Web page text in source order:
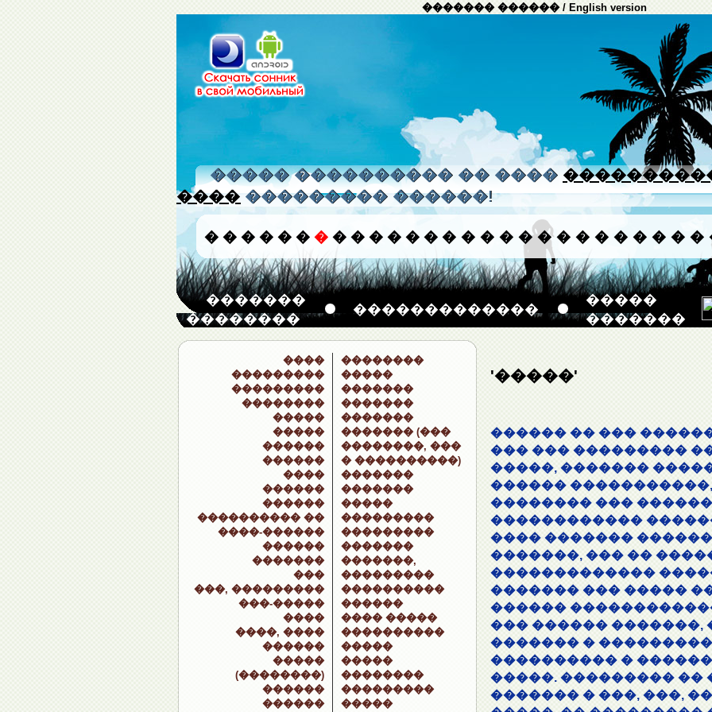
������� ������/ English version
����� ���������� �� ����
���� ��������� ������!
� � � � � � � � � � � � � � � � � � � � � � � � � � �
�������
��������
�������������
�����
�������
����
���������
���������
��������
�����
�����
������
������
����
������
������
���������� ��
����-������
������
�������
���
���, ���������
���-�����
����
����, ����
������
�����
(��������)
������
������
��������
�����
�������
�������
�������
������� (���
��������, ���
� ����������)
�������
�������
�����
���������
���������
�������
�������,
���������
����������
������
���� �����
����������
�����
�����
��������
���������
�����
'�����'
������ �� ���
��� ��� ���������
�����, �������
������
�������� ���
������������
���� �������
�������, ��� ��
�������������
������� ��� �����
������
��� ������ �������,
������� �
���������� �
�����. ��������� ��
������� � ���, ���,